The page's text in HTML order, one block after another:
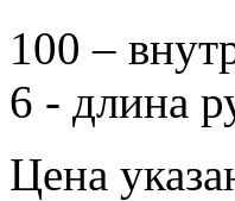
100 –
6 - длина
Цена